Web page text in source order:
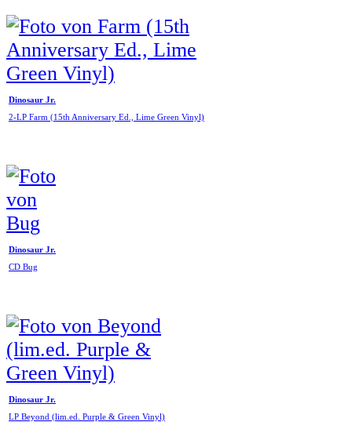
Dinosaur Jr.
2-LP Farm (15th Anniversary Ed., Lime Green Vinyl)
Dinosaur Jr.
CD Bug
Dinosaur Jr.
LP Beyond (lim.ed. Purple & Green Vinyl)